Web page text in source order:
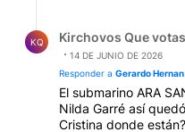
KQ Kirchovos Que
14 DE JUNIO DE 2026
Responder a Gerardo Hernan
El submarino ARA
Nilda Garré así
Cristina donde están?